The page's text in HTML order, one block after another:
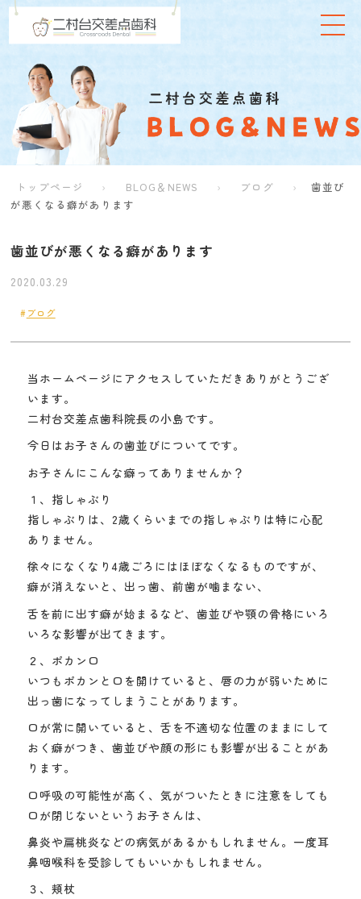
トップページ BLOG＆NEWS ブログ
歯並び
が悪くなる癖があります
歯並びが悪くなる癖があります
2020.03.29
ブログ
当ホームページにアクセスしていただきありがとうござ
います。
二村台交差点歯科院長の小島です。
今日はお子さんの歯並びについてです。
お子さんにこんな癖ってありませんか？
１、指しゃぶり
指しゃぶりは、2歳くらいまでの指しゃぶりは特に心配
ありません。
徐々になくなり4歳ごろにはほぼなくなるものですが、
癖が消えないと、出っ歯、前歯が噛まない、
舌を前に出す癖が始まるなど、歯並びや顎の骨格にいろ
いろな影響が出てきます。
２、ポカン口
いつもポカンと口を開けていると、唇の力が弱いために
出っ歯になってしまうことがあります。
口が常に開いていると、舌を不適切な位置のままにして
おく癖がつき、歯並びや顔の形にも影響が出ることがあ
ります。
口呼吸の可能性が高く、気がついたときに注意をしても
口が閉じないというお子さんは、
鼻炎や扁桃炎などの病気があるかもしれません。一度耳
鼻咽喉科を受診してもいいかもしれません。
３、頬杖